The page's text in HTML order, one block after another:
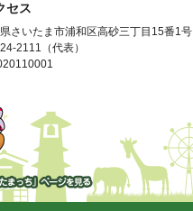
セス
さいたま市浦和区高砂三丁目15番1号
2111（代表）
さいたまっ